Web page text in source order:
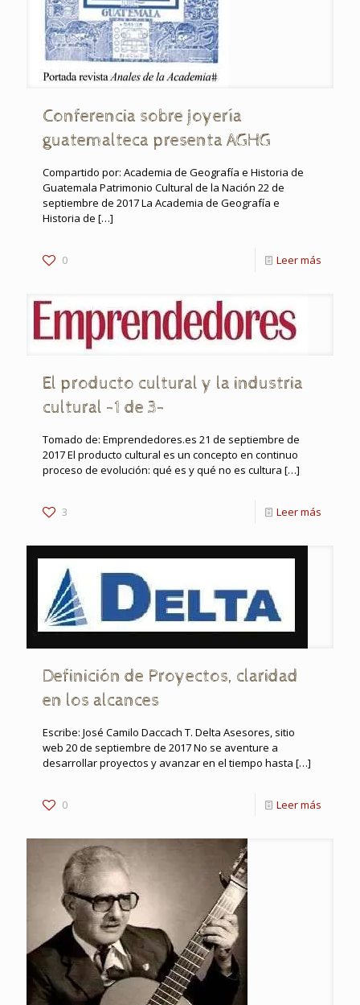
Conferencia sobre joyería
guatemalteca presenta AGHG
Compartido por: Academia de Geografía e Historia de
Guatemala Patrimonio Cultural de la Nación 22 de
septiembre de 2017 La Academia de Geografía e
Historia de […]
0 Leer más
El producto cultural y la industria
cultural -1 de 3-
Tomado de: Emprendedores.es 21 de septiembre de
2017 El producto cultural es un concepto en continuo
proceso de evolución: qué es y qué no es cultura […]
3 Leer más
Definición de Proyectos, claridad
en los alcances
Escribe: José Camilo Daccach T. Delta Asesores, sitio
web 20 de septiembre de 2017 No se aventure a
desarrollar proyectos y avanzar en el tiempo hasta […]
0 Leer más